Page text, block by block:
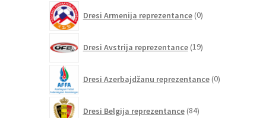
Dresi Armenija reprezentance 0izdelkov
Dresi Avstrija reprezentance 19izdelkov
Dresi Azerbajdžanu reprezentance 0izdelkov
Dresi Belgija reprezentance 84